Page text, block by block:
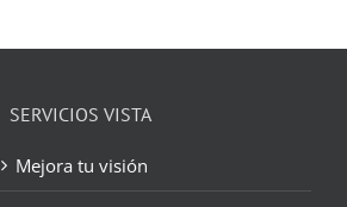
SERVICIOS VISTA
Mejora tu visión